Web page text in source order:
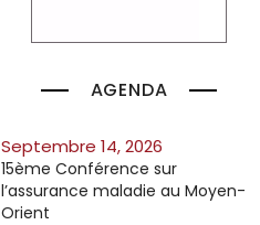
AGENDA
septembre 14, 2026
15ème Conférence sur
l’assurance maladie au Moyen-
Orient